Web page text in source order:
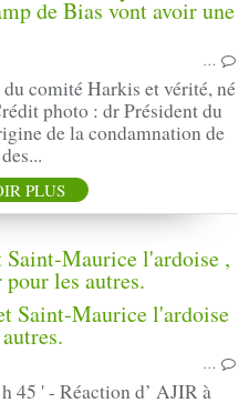
…
comité Harkis et vérité, né
photo : dr Président du
de la condamnation de
PLUS
Maurice l'ardoise ,
les autres.
…
45 ' - Réaction d’ AJIR à